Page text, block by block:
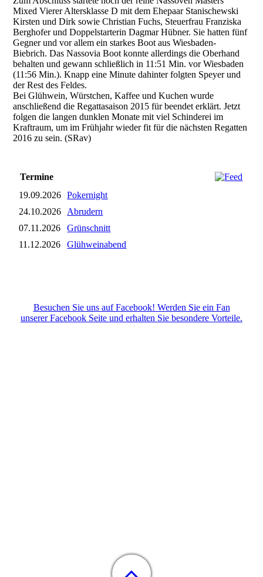
Mixed Vierer Altersklasse D mit dem Ehepaar Stanischewski
Kirsten und Dirk sowie Christian Fuchs, Steuerfrau Franziska
Berghofer und Doppelstarterin Dagmar Hübner. Sie hatten fünf
Gegner und vor allem ein starkes Boot aus Wiesbaden-
Biebrich. Das Nassovia Boot konnte allerdings die Oberhand
behalten und gewann schließlich in 11:51 Min. vor Wiesbaden
(11:56 Min.). Knapp eine Minute dahinter folgten Speyer und
der Rest des Feldes.
Bei Glühwein, Würstchen, Kaffee und Kuchen wurde
anschließend die Regattasaison 2015 für beendet erklärt. Jetzt
folgen die langen dunklen Monate mit viel Schinderei im
Kraftraum, um im Frühjahr wieder fit für die nächsten Regatten
2016 zu sein. (SRav)
Termine
19.09.2026
Pokernight
24.10.2026
Abrudern
07.11.2026
Grünschnitt
11.12.2026
Glühweinabend
Besuchen Sie uns auf Facebook! Werden Sie ein Fan
unserer Facebook Seite und erhalten Sie besondere Vorteile.